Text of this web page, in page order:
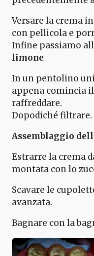
Versare la crema
con pellicola e
Infine passiamo
limone
In un pentolino
appena comincia
raffreddare.
Dopodiché filtrare.
Assemblaggio
Estrarre la crema
montata con lo
Scavare le
avanzata.
Bagnare con la